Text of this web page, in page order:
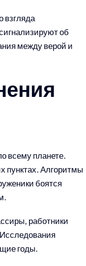
взгляда
об
между верой и
всему планете.
пунктах. Алгоритмы
боятся
работники
годы.